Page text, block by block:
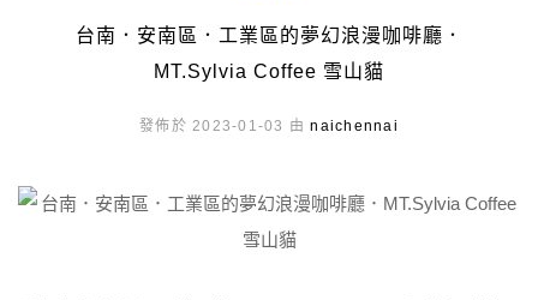
台南．安南區．工業區的夢幻浪漫咖啡廳．
MT.Sylvia Coffee 雪山貓
發佈於 2023-01-03 由naichennai